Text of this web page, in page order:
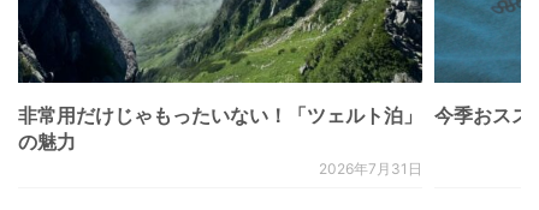
非常用だけじゃもったいない！「ツェルト泊」
の魅力
2026年7月31日
今季おスス